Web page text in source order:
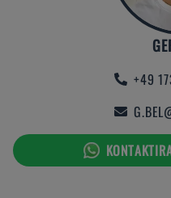
+49